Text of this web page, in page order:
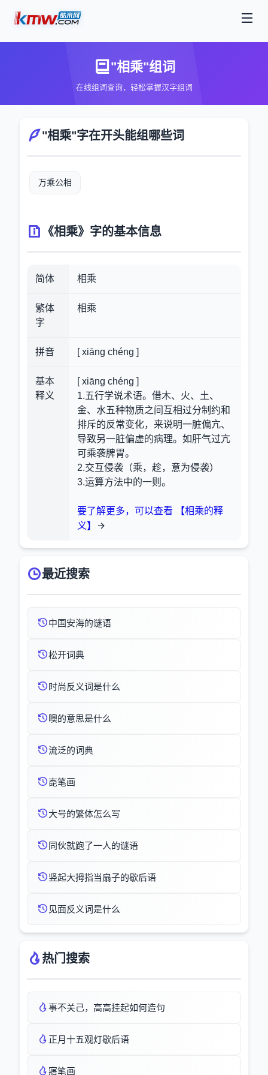
"相乘"组词
在线组词查询，轻松掌握汉字组词
"相乘"字在开头能组哪些词
万乘公相
《相乘》字的基本信息
简体 相乘
繁体
字
相乘
拼音 [ xiāng chéng ]
基本
释义
[ xiāng chéng ]
1.五行学说术语。借木、火、土、
金、水五种物质之间互相过分制约和
排斥的反常变化，来说明一脏偏亢、
导致另一脏偏虚的病理。如肝气过亢
可乘袭脾胃。
2.交互侵袭（乘，趁，意为侵袭）
3.运算方法中的一则。
要了解更多，可以查看 【相乘的释
义】
最近搜索
中国安海的谜语
松开词典
时尚反义词是什么
噢的意思是什么
流泛的词典
唜笔画
大号的繁体怎么写
同伙就跑了一人的谜语
竖起大拇指当扇子的歇后语
见面反义词是什么
热门搜索
事不关己，高高挂起如何造句
正月十五观灯歇后语
寤笔画